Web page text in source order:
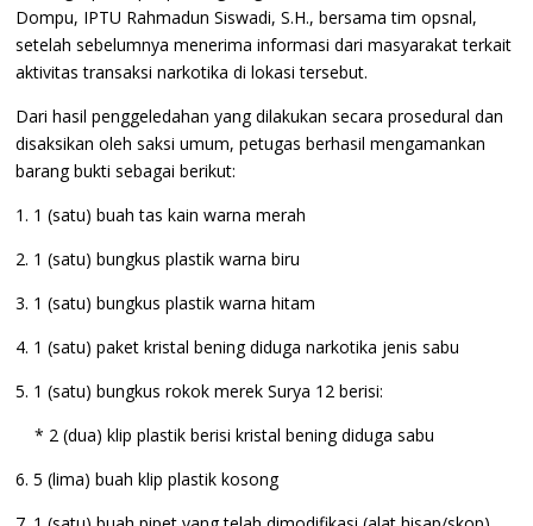
Dompu, IPTU Rahmadun Siswadi, S.H., bersama tim opsnal,
setelah sebelumnya menerima informasi dari masyarakat terkait
aktivitas transaksi narkotika di lokasi tersebut.
Dari hasil penggeledahan yang dilakukan secara prosedural dan
disaksikan oleh saksi umum, petugas berhasil mengamankan
barang bukti sebagai berikut:
1. 1 (satu) buah tas kain warna merah
2. 1 (satu) bungkus plastik warna biru
3. 1 (satu) bungkus plastik warna hitam
4. 1 (satu) paket kristal bening diduga narkotika jenis sabu
5. 1 (satu) bungkus rokok merek Surya 12 berisi:
* 2 (dua) klip plastik berisi kristal bening diduga sabu
6. 5 (lima) buah klip plastik kosong